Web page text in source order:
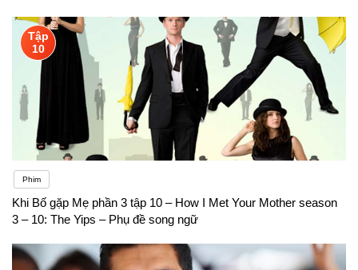
Tập
10
Phim
Khi Bố gặp Mẹ phần 3 tập 10 – How I Met Your Mother season
3 – 10: The Yips – Phụ đề song ngữ